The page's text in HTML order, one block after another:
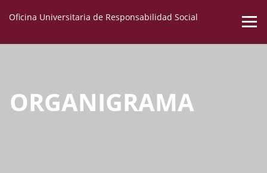
Oficina Universitaria de Responsabilidad Social
ORGANIGRAMA